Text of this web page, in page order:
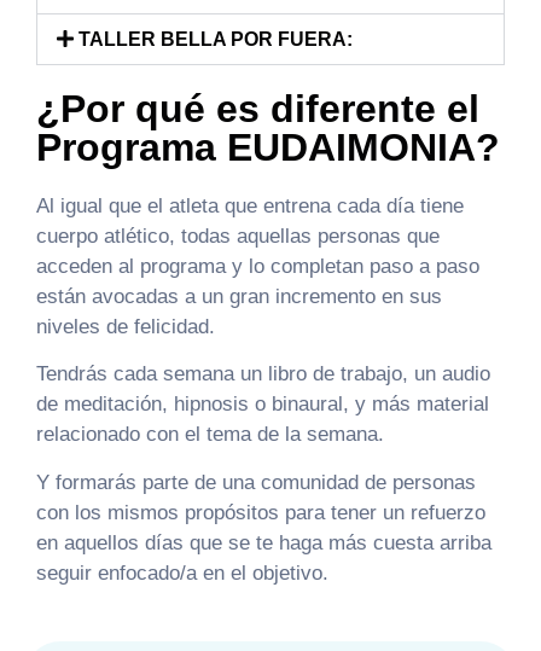
TALLER BELLA POR FUERA:
¿Por qué es diferente el
Programa EUDAIMONIA?
Al igual que el atleta que entrena cada día tiene
cuerpo atlético, todas aquellas personas que
acceden al programa y lo completan paso a paso
están avocadas a un gran incremento en sus
niveles de felicidad.
Tendrás cada semana un libro de trabajo, un audio
de meditación, hipnosis o binaural, y más material
relacionado con el tema de la semana.
Y formarás parte de una comunidad de personas
con los mismos propósitos para tener un refuerzo
en aquellos días que se te haga más cuesta arriba
seguir enfocado/a en el objetivo.